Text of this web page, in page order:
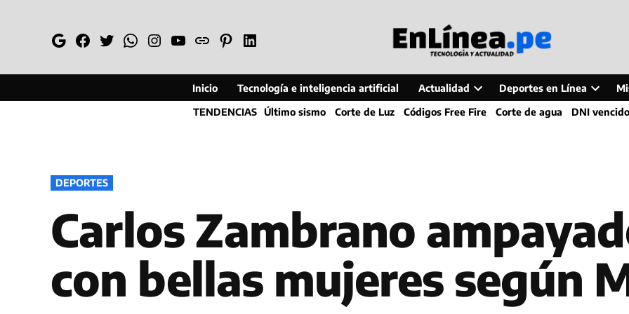
GoogleFacebook
TwitterWhatsapp
Instagram
YouTube
WebPinterestLinkedin
Inicio Tecnología e inteligencia artificial Actualidad
Open
dropdown
Deportes en Línea
Open
dropdown
TENDENCIAS Último sismo Corte de Luz Códigos Free Fire Corte de agua DNI vencido
PUBLICADO
EN
DEPORTES
Carlos Zambrano
con bellas mujeres según